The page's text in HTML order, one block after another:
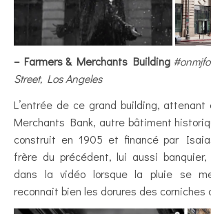
– Farmers & Merchants Building
Street, Los Angeles
L’entrée de ce grand building,
Merchants Bank, autre bâtiment
construit en 1905 et financé par
frère du précédent, lui aussi
dans la vidéo lorsque la pluie se
reconnait bien les dorures des corniches